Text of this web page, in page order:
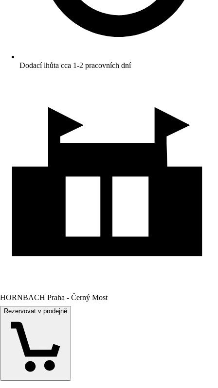
Dodací lhůta cca 1-2 pracovních dní
HORNBACH Praha - Černý Most
Rezervovat v prodejně